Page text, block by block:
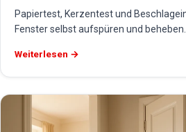
Papiertest, Kerzentest und
Fenster selbst aufspüren und beheben.
Weiterlesen →